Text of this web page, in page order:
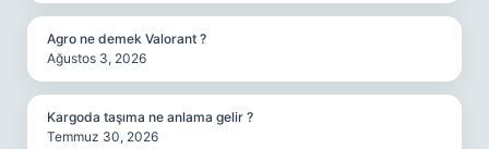
Agro ne demek Valorant ?
Ağustos 3, 2026
Kargoda taşıma ne anlama gelir ?
Temmuz 30, 2026